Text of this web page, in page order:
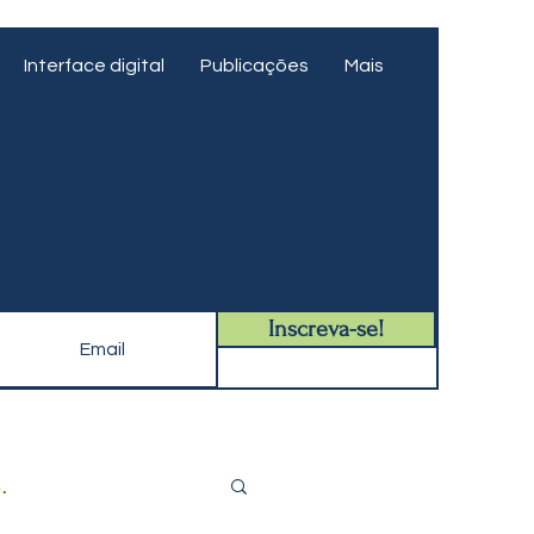
Interface digital Publicações Mais
Inscreva-se!